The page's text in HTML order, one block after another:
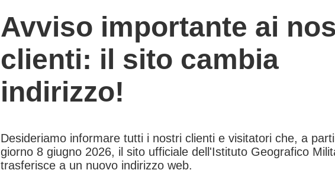
Avviso importante ai
clienti: il sito cambia
indirizzo!
Desideriamo informare tutti i nostri clienti e visitatori che, a
giorno 8 giugno 2026, il sito ufficiale dell'Istituto Geografico
trasferisce a un nuovo indirizzo web.